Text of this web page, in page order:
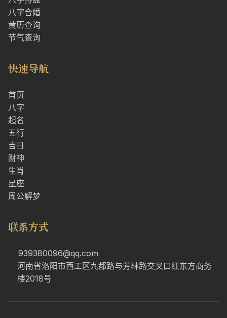
八字合婚
黄历查询
节气查询
快速导航
首页
八字
起名
五行
吉日
财神
生肖
星座
周公解梦
联系方式
939380096@qq.com
河南省洛阳市西工区九都路与芳林路交叉口红东方商务
楼2018号